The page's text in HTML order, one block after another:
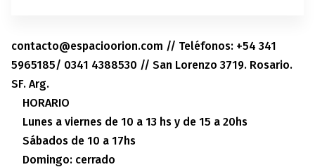
contacto@espacioorion.com // Teléfonos: +54 341
5965185/ 0341 4388530 // San Lorenzo 3719. Rosario.
SF. Arg.
HORARIO
Lunes a viernes de 10 a 13 hs y de 15 a 20hs
Sábados de 10 a 17hs
Domingo: cerrado